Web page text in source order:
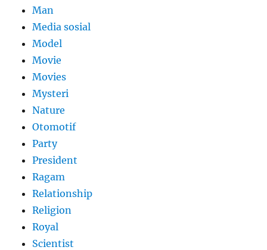
Man
Media sosial
Model
Movie
Movies
Mysteri
Nature
Otomotif
Party
President
Ragam
Relationship
Religion
Royal
Scientist